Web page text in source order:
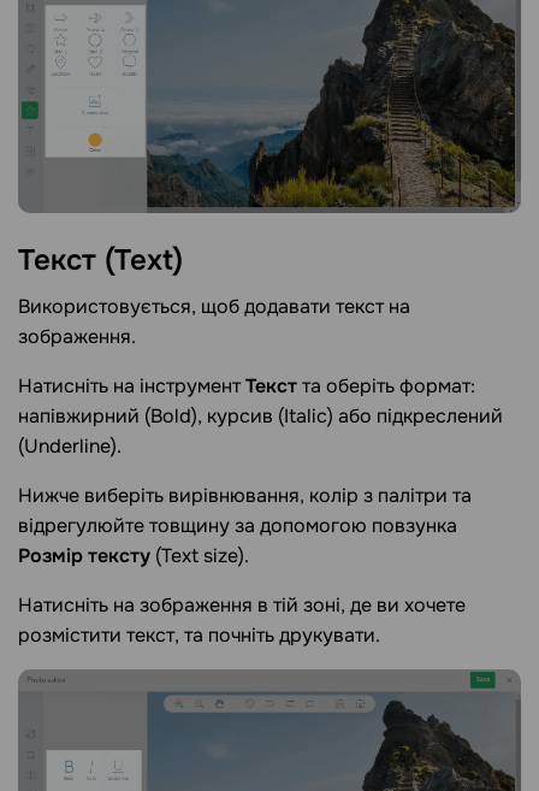
Текст (Text)
Використовується, щоб додавати текст на
зображення.
Натисніть на інструментТекстта оберіть формат:
напівжирний (Bold), курсив (Italic) або підкреслений
(Underline).
Нижче виберіть вирівнювання, колір з палітри та
відрегулюйте товщину за допомогою повзунка
Розмір тексту (Text size).
Натисніть на зображення в тій зоні, де ви хочете
розмістити текст, та почніть друкувати.